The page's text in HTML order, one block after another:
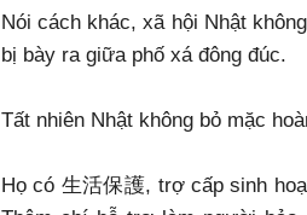
Nói cách khác, xã hội Nhật
bị bày ra giữa phố xá đông đúc.
Tất nhiên Nhật không bỏ mặc
Họ có 生活保護, trợ cấp sinh